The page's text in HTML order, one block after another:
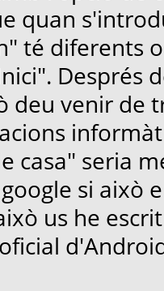
quan
té diferents
Després
deu venir de
casa" seria
si això
us he